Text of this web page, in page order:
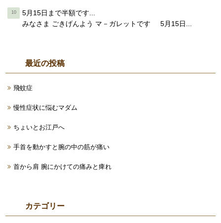
5月15日まで半額です...
みなさま ごきげんよう マ－ガレットです 5月15日...
最近の投稿
飛蚊症
慢性症状に悩むマダム
ちょいとお江戸へ
手首を動かすと腕の中の筋が痛い
首から肩 腕にかけての痛みと痺れ
カテゴリー